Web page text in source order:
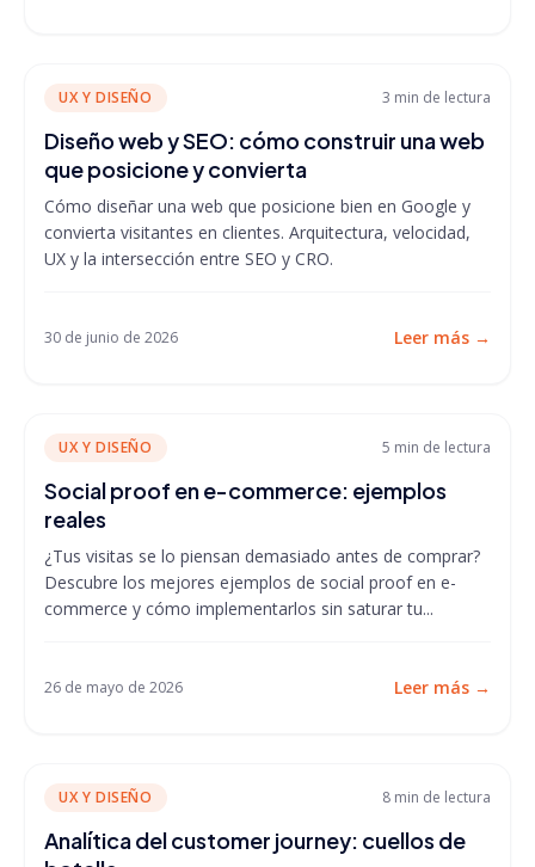
UX Y DISEÑO 3 min de lectura
Diseño web y SEO: cómo construir una web
que posicione y convierta
Cómo diseñar una web que posicione bien en Google y
convierta visitantes en clientes. Arquitectura, velocidad,
UX y la intersección entre SEO y CRO.
30 de junio de 2026 Leer más →
UX Y DISEÑO 5 min de lectura
Social proof en e-commerce: ejemplos
reales
¿Tus visitas se lo piensan demasiado antes de comprar?
Descubre los mejores ejemplos de social proof en e-
commerce y cómo implementarlos sin saturar tu...
26 de mayo de 2026 Leer más →
UX Y DISEÑO 8 min de lectura
Analítica del customer journey: cuellos de